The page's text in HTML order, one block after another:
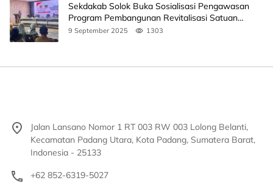
Sekdakab Solok Buka Sosialisasi Pengawasan
Program Pembangunan Revitalisasi Satuan
Pendidikan
9 September 2025 1303
Jalan Lansano Nomor 1 RT 003 RW 003 Lolong Belanti,
Kecamatan Padang Utara, Kota Padang, Sumatera Barat,
Indonesia - 25133
+62 852-6319-5027